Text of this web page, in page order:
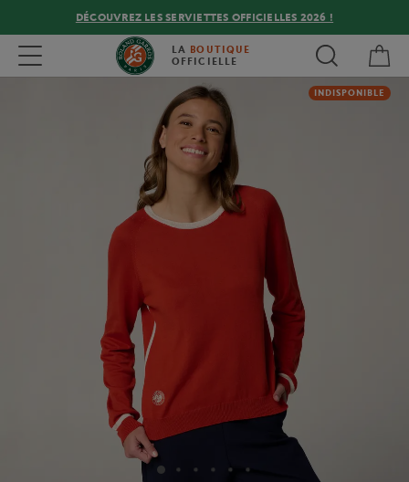
DÉCOUVREZ LES SERVIETTES OFFICIELLES 2026 !
Toggle navigation LA BOUTIQUE
OFFICIELLE
INDISPONIBLE